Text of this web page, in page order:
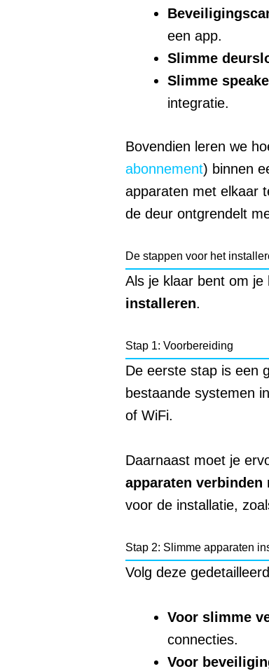
een app.
Slimme
Slimme
integratie.
Bovendien leren we
abonnement) binnen
apparaten met elkaar
de deur ontgrendelt
De stappen voor het
Als je klaar bent om
installeren.
Stap 1: Voorbereiding
De eerste stap is een
bestaande systemen
of WiFi.
Daarnaast moet je
apparaten verbinden
voor de installatie,
Stap 2: Slimme apparaten
Volg deze
Voor slimme
connecties.
Voor